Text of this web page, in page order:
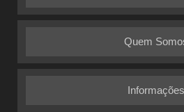
Quem
Informações